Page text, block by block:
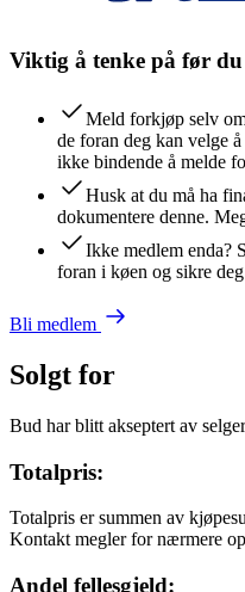
Viktig å tenke på før
Meld forkjøp selv
de foran deg kan velge
ikke bindende å melde
Husk at du må ha
dokumentere denne.
Ikke medlem enda?
foran i køen og sikre
Bli medlem
Solgt for
Bud har blitt akseptert av
Totalpris:
Totalpris er summen av
Kontakt megler for nærmere
Andel fellesgjeld: